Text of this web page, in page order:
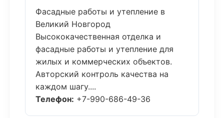
Фасадные работы и утепление в
Великий Новгород
Высококачественная отделка и
фасадные работы и утепление для
жилых и коммерческих объектов.
Авторский контроль качества на
каждом шагу....
Телефон: +7-990-686-49-36